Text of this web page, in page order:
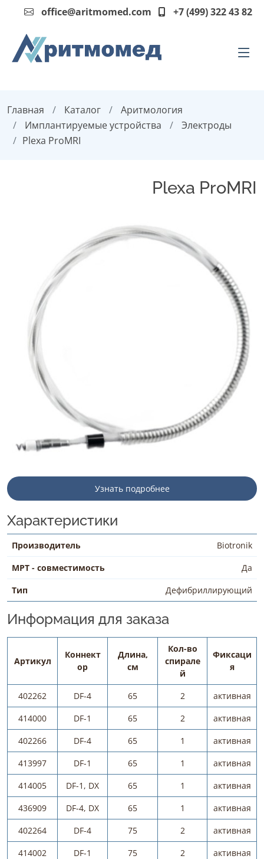
office@aritmomed.com +7 (499) 322 43 82
Главная Каталог
Аритмология
Имплантируемые устройства
Электроды
Plexa ProMRI
Plexa ProMRI
Узнать подробнее
Характеристики
Производитель
Biotronik
МРТ - совместимость
Да
Тип
Дефибриллирующий
Информация для заказа
Артикул
Коннект
ор
Длина,
см
Кол-во
спирале
й
Фиксаци
я
402262 DF-4 65 2
активная
414000
DF-1 65 2
активная
402266
DF-4 65 1
активная
413997
DF-1 65 1
активная
414005
DF-1, DX 65 1
активная
436909
DF-4, DX 65 1
активная
402264
DF-4 75 2
активная
414002
DF-1 75 2
активная